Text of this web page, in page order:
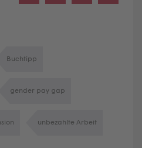
Buchtipp
gender pay gap
unbezahlte Arbeit